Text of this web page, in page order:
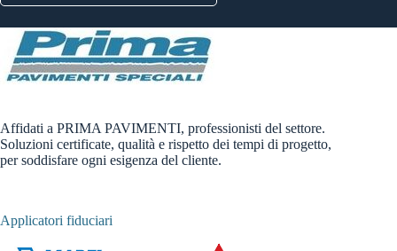
Affidati a PRIMA PAVIMENTI, professionisti del settore.
Soluzioni certificate, qualità e rispetto dei tempi di progetto,
per soddisfare ogni esigenza del cliente.
Applicatori fiduciari